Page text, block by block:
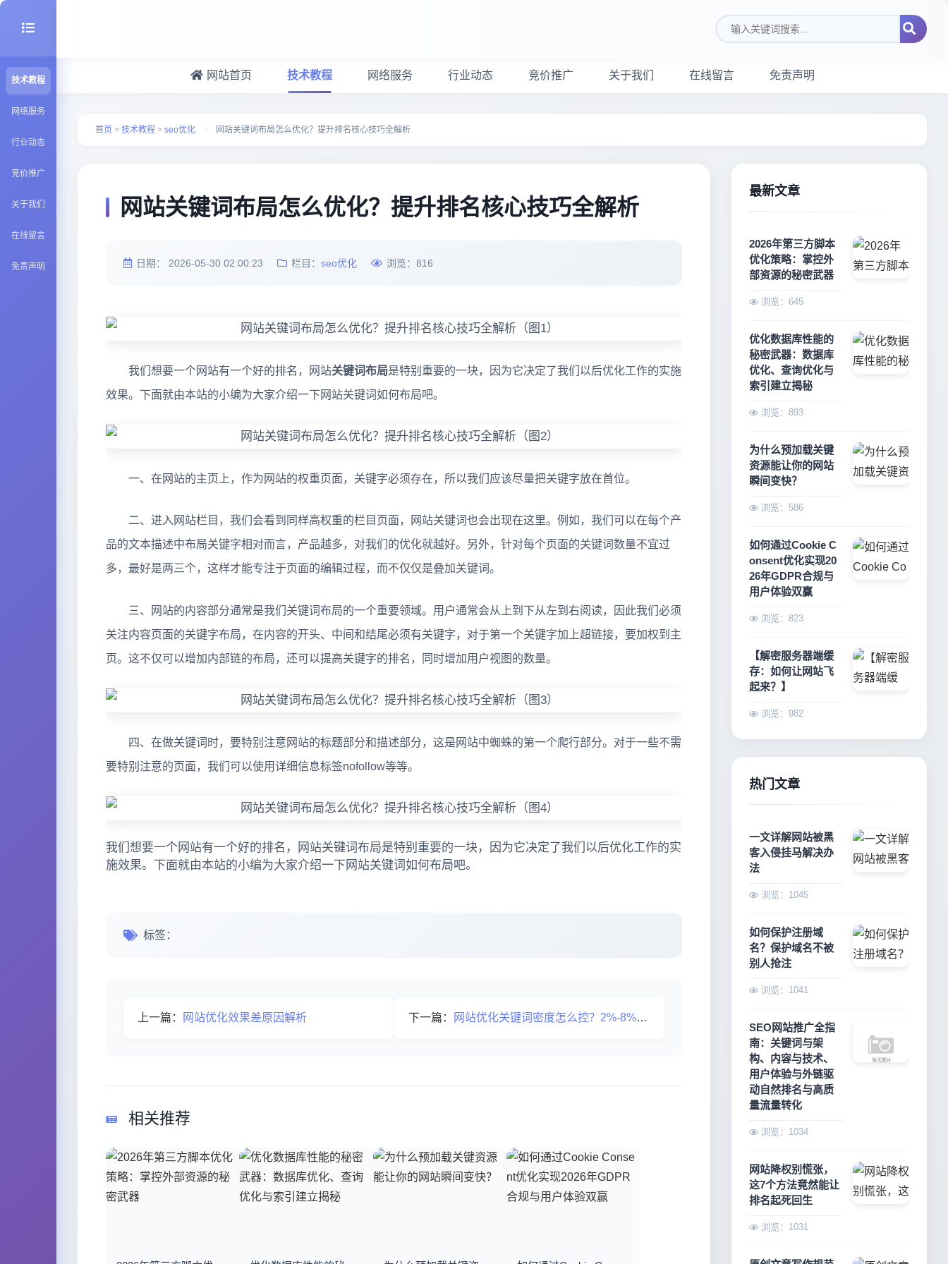
技术教程
seo优化
网络服务
行业动态
竞价推广
关于我们
在线留言
免责声明
搜索关键词
网站首页 技术教程 网络服务 行业动态 竞价推广 关于我们 在线留言 免责声明
首页 > 技术教程 > seo优化 > 网站关键词布局怎么优化？提升排名核心技巧全解析
网站关键词布局怎么优化？提升排名核心技巧全解析
日期： 2026-05-30 02:00:23 栏目： seo优化 浏览： 816
我们想要一个网站有一个好的排名，网站关键词布局是特别重要的一块，因为它决定了我们以后优化工作的实施
效果。下面就由本站的小编为大家介绍一下网站关键词如何布局吧。
一、在网站的主页上，作为网站的权重页面，关键字必须存在，所以我们应该尽量把关键字放在首位。
二、进入网站栏目，我们会看到同样高权重的栏目页面，网站关键词也会出现在这里。例如，我们可以在每个产
品的文本描述中布局关键字相对而言，产品越多，对我们的优化就越好。另外，针对每个页面的关键词数量不宜过
多，最好是两三个，这样才能专注于页面的编辑过程，而不仅仅是叠加关键词。
三、网站的内容部分通常是我们关键词布局的一个重要领域。用户通常会从上到下从左到右阅读，因此我们必须
关注内容页面的关键字布局，在内容的开头、中间和结尾必须有关键字，对于第一个关键字加上超链接，要加权到主
页。这不仅可以增加内部链的布局，还可以提高关键字的排名，同时增加用户视图的数量。
四、在做关键词时，要特别注意网站的标题部分和描述部分，这是网站中蜘蛛的第一个爬行部分。对于一些不需
要特别注意的页面，我们可以使用详细信息标签nofollow等等。
我们想要一个网站有一个好的排名，网站关键词布局是特别重要的一块，因为它决定了我们以后优化工作的实
施效果。下面就由本站的小编为大家介绍一下网站关键词如何布局吧。
标签：
上一篇： 网站优化效果差原因解析 下一篇： 网站优化关键词密度怎么控？2%-8%的黄金法则
相关推荐
最新文章
2026年第三方脚本
优化策略：掌控外
部资源的秘密武器
浏览：645
优化数据库性能的
秘密武器：数据库
优化、查询优化与
索引建立揭秘
浏览：893
为什么预加载关键
资源能让你的网站
瞬间变快？
浏览：586
如何通过Cookie C
onsent优化实现20
26年GDPR合规与
用户体验双赢
浏览：823
【解密服务器端缓
存：如何让网站飞
起来？】
浏览：982
热门文章
一文详解网站被黑
客入侵挂马解决办
法
浏览：1045
如何保护注册域
名？保护域名不被
别人抢注
浏览：1041
SEO网站推广全指
南：关键词与架
构、内容与技术、
用户体验与外链驱
动自然排名与高质
量流量转化
浏览：1034
网站降权别慌张，
这7个方法竟然能让
排名起死回生
浏览：1031